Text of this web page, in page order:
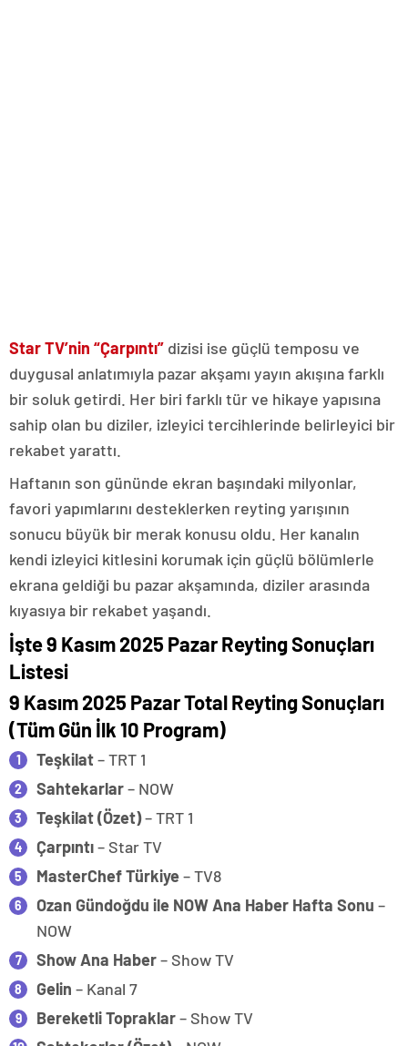
Star TV’nin “Çarpıntı” dizisi ise güçlü temposu ve
duygusal anlatımıyla pazar akşamı yayın akışına farklı
bir soluk getirdi. Her biri farklı tür ve hikaye yapısına
sahip olan bu diziler, izleyici tercihlerinde belirleyici bir
rekabet yarattı.
Haftanın son gününde ekran başındaki milyonlar,
favori yapımlarını desteklerken reyting yarışının
sonucu büyük bir merak konusu oldu. Her kanalın
kendi izleyici kitlesini korumak için güçlü bölümlerle
ekrana geldiği bu pazar akşamında, diziler arasında
kıyasıya bir rekabet yaşandı.
İşte 9 Kasım 2025 Pazar Reyting Sonuçları
Listesi
9 Kasım 2025 Pazar Total Reyting Sonuçları
(Tüm Gün İlk 10 Program)
Teşkilat– TRT 1
Sahtekarlar– NOW
Teşkilat (Özet)– TRT 1
Çarpıntı– Star TV
MasterChef Türkiye– TV8
Ozan Gündoğdu ile NOW Ana Haber Hafta Sonu –
NOW
Show Ana Haber– Show TV
Gelin – Kanal 7
Bereketli Topraklar– Show TV